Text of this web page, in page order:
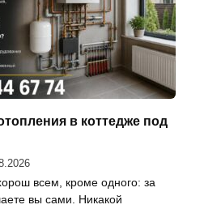
в коттедже под
всем, кроме одного: за
вы сами. Никакой